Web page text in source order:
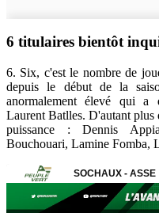
6 titulaires bientôt
6. Six, c'est le nombre de
depuis le début de la
anormalement élevé qui a
Laurent Batlles. D'autant plus
puissance : Dennis
Bouchouari, Lamine Fomba,